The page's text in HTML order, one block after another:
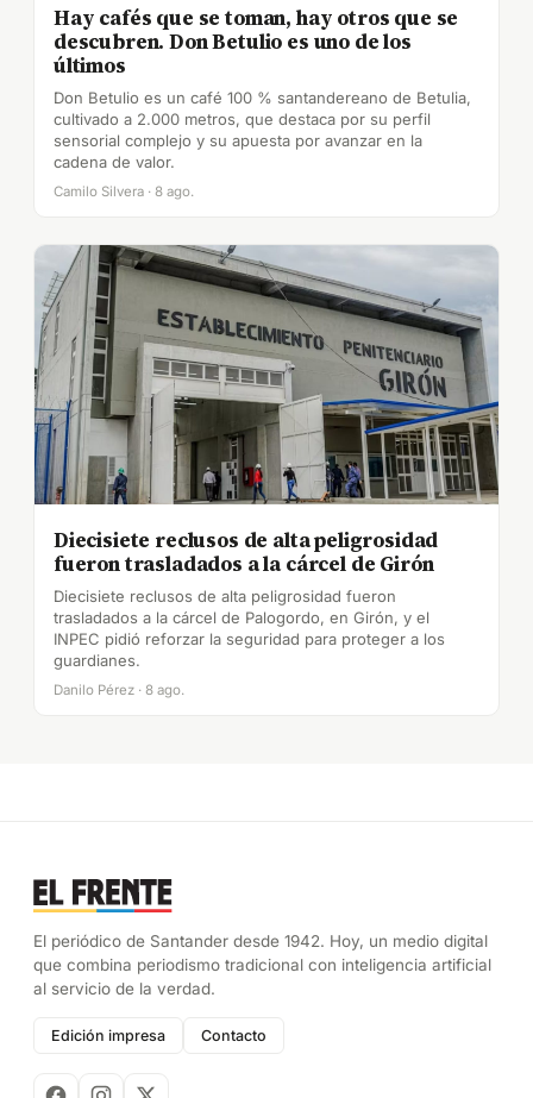
Hay cafés que se toman, hay otros que se
descubren. Don Betulio es uno de los
últimos
Don Betulio es un café 100 % santandereano de Betulia,
cultivado a 2.000 metros, que destaca por su perfil
sensorial complejo y su apuesta por avanzar en la
cadena de valor.
Camilo Silvera · 8 ago.
Diecisiete reclusos de alta peligrosidad
fueron trasladados a la cárcel de Girón
Diecisiete reclusos de alta peligrosidad fueron
trasladados a la cárcel de Palogordo, en Girón, y el
INPEC pidió reforzar la seguridad para proteger a los
guardianes.
Danilo Pérez · 8 ago.
El periódico de Santander desde 1942. Hoy, un medio digital
que combina periodismo tradicional con inteligencia artificial
al servicio de la verdad.
Edición impresa Contacto